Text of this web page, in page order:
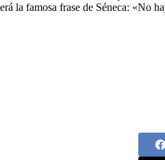
la famosa frase de Séneca: «No